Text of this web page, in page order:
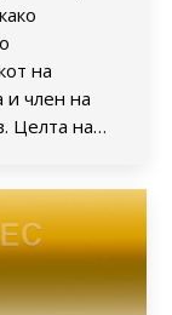
на
и член на
Целта на…